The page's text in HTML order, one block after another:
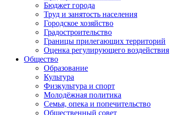
Бюджет города
Труд и занятость населения
Городское хозяйство
Градостроительство
Границы прилегающих территорий
Оценка регулирующего воздействия
Общество
Образование
Культура
Физкультура и спорт
Молодёжная политика
Семья, опека и попечительство
Общественный совет